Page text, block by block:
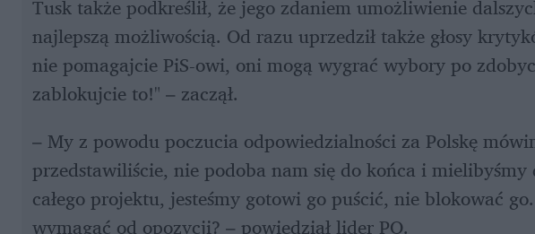
Tusk także podkreślił, że jego zdaniem umożliwienie
najlepszą możliwością. Od razu uprzedził także głosy
nie pomagajcie PiS-owi, oni mogą wygrać wybory po
zablokujcie to!" – zaczął.
– My z powodu poczucia odpowiedzialności za Polskę
przedstawiliście, nie podoba nam się do końca i
całego projektu, jesteśmy gotowi go puścić, nie blokować
wymagać od opozycji? – powiedział lider PO.